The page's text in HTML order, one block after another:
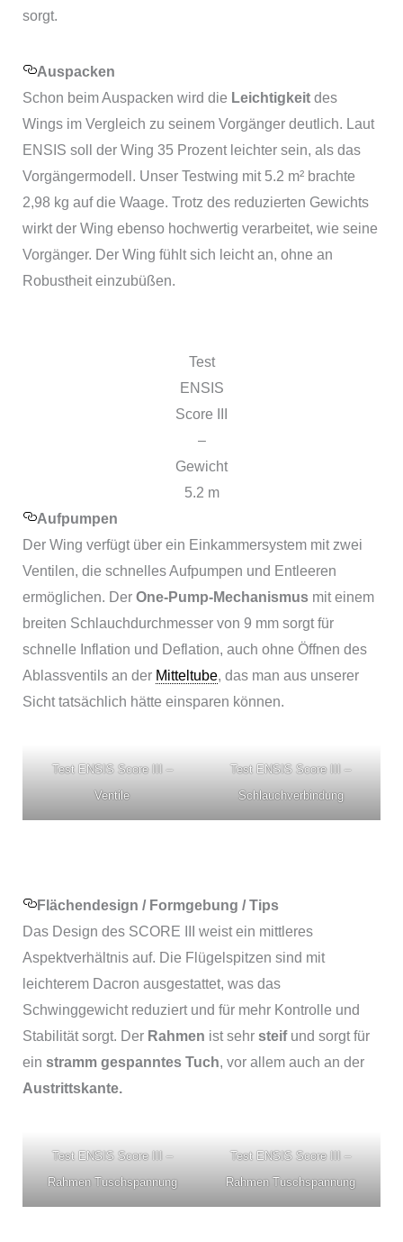
sorgt.
Auspacken
Schon beim Auspacken wird die Leichtigkeit des
Wings im Vergleich zu seinem Vorgänger deutlich. Laut
ENSIS soll der Wing 35 Prozent leichter sein, als das
Vorgängermodell. Unser Testwing mit 5.2 m² brachte
2,98 kg auf die Waage. Trotz des reduzierten Gewichts
wirkt der Wing ebenso hochwertig verarbeitet, wie seine
Vorgänger. Der Wing fühlt sich leicht an, ohne an
Robustheit einzubüßen.
Test
ENSIS
Score III
–
Gewicht
5.2 m
Aufpumpen
Der Wing verfügt über ein Einkammersystem mit zwei
Ventilen, die schnelles Aufpumpen und Entleeren
ermöglichen. DerOne-Pump-Mechanismus mit einem
breiten Schlauchdurchmesser von 9 mm sorgt für
schnelle Inflation und Deflation, auch ohne Öffnen des
Ablassventils an der Mitteltube, das man aus unserer
Sicht tatsächlich hätte einsparen können.
Test ENSIS Score III –
Ventile
Test ENSIS Score III –
Schlauchverbindung
Flächendesign / Formgebung / Tips
Das Design des SCORE III weist ein mittleres
Aspektverhältnis auf. Die Flügelspitzen sind mit
leichterem Dacron ausgestattet, was das
Schwinggewicht reduziert und für mehr Kontrolle und
Stabilität sorgt. Der Rahmen ist sehrsteifund sorgt für
einstramm gespanntes Tuch, vor allem auch an der
Austrittskante.
Test ENSIS Score III –
Rahmen Tuschspannung
Test ENSIS Score III –
Rahmen Tuschspannung